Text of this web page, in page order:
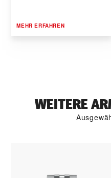
MEHR ERFAHREN
WEITERE